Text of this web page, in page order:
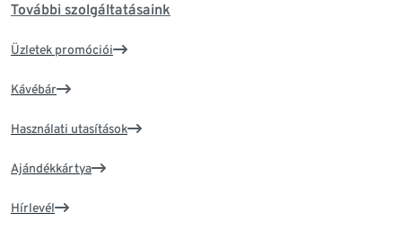
További szolgáltatásaink
Üzletek promóciói
Kávébár
Használati utasítások
Ajándékkártya
Hírlevél